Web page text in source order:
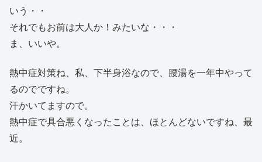
いう・・
それでもお前は大人か！みたいな・・・
ま、いいや。
熱中症対策ね、私、下半身浴なので、腰湯を一年中やって
るのでですね。
汗かいてますので。
熱中症で具合悪くなったことは、ほとんどないですね、最
近。